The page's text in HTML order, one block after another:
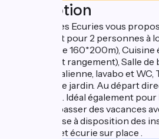
Description
Le Bistrot des Ecuries vous
indépendant pour 2 personnes à
queen size de 160*200m),
frigo, évier et rangement), Salle
douche à l’italienne, lavabo et
direct dans le jardin. Au départ
randonnées. Idéal également
souhaitant passer des vacances
chevaux ; mise à disposition des
Restaurant et écurie sur place .